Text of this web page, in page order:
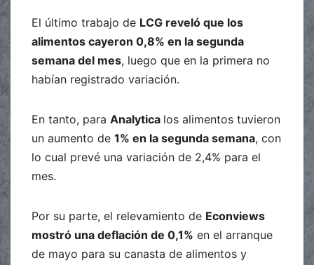
El último trabajo de LCG reveló que los
alimentos cayeron 0,8% en la segunda
semana del mes, luego que en la primera no
habían registrado variación.
En tanto, para Analytica los alimentos tuvieron
un aumento de 1% en la segunda semana, con
lo cual prevé una variación de 2,4% para el
mes.
Por su parte, el relevamiento de Econviews
mostró una deflación de 0,1% en el arranque
de mayo para su canasta de alimentos y